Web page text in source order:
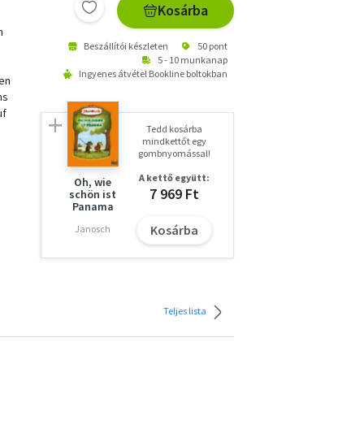
Kosárba
Beszállítói készleten
50 pont
5 - 10 munkanap
Ingyenes átvétel Bookline boltokban
Oh, wie
schön ist
Panama
Janosch
Tedd kosárba
mindkettőt egy
gombnyomással!
A kettő együtt:
7 969 Ft
Kosárba
Teljes lista